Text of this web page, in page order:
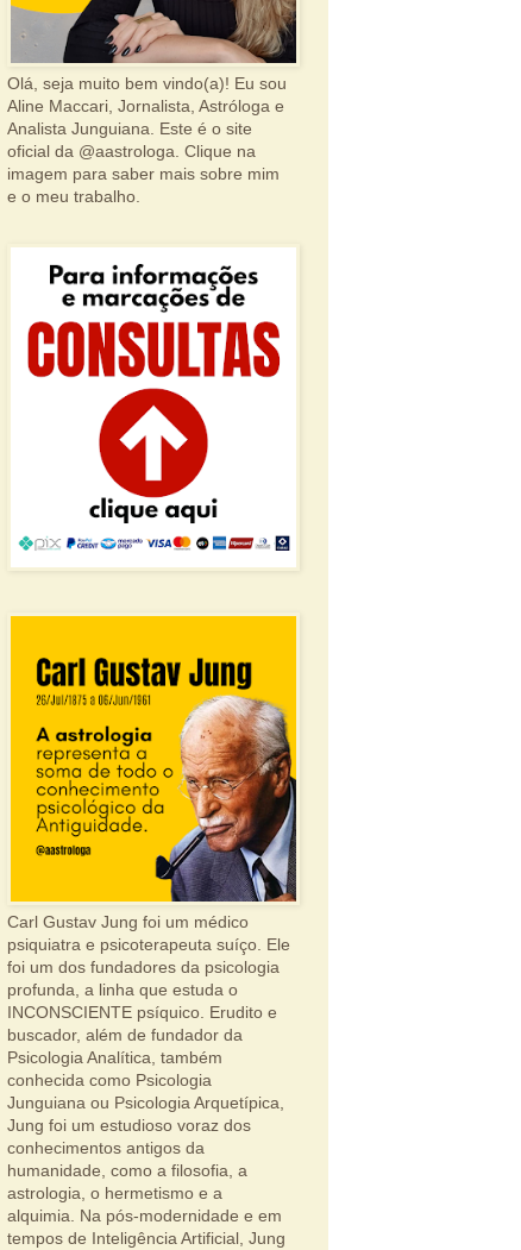
Olá, seja muito bem vindo(a)! Eu sou
Aline Maccari, Jornalista, Astróloga e
Analista Junguiana. Este é o site
oficial da @aastrologa. Clique na
imagem para saber mais sobre mim
e o meu trabalho.
Carl Gustav Jung foi um médico
psiquiatra e psicoterapeuta suíço. Ele
foi um dos fundadores da psicologia
profunda, a linha que estuda o
INCONSCIENTE psíquico. Erudito e
buscador, além de fundador da
Psicologia Analítica, também
conhecida como Psicologia
Junguiana ou Psicologia Arquetípica,
Jung foi um estudioso voraz dos
conhecimentos antigos da
humanidade, como a filosofia, a
astrologia, o hermetismo e a
alquimia. Na pós-modernidade e em
tempos de Inteligência Artificial, Jung